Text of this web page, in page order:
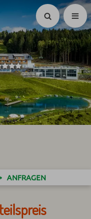
Suchen
****
ANFRAGEN